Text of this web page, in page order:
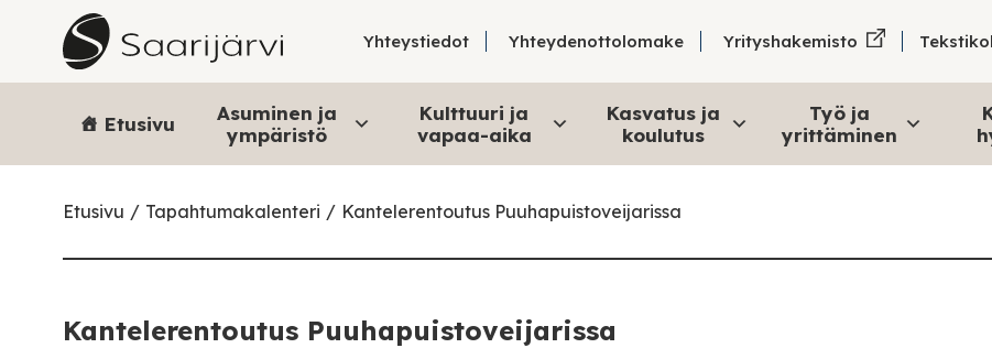
Skip to content
Yhteystiedot Yhteydenottolomake Yrityshakemisto
Etusivu
Asuminen ja
ympäristö
Kulttuuri ja
vapaa-aika
Kasvatus ja
koulutus
Työ ja
yrittäminen
Etusivu Tapahtumakalenteri Kantelerentoutus Puuhapuistoveijarissa
Kantelerentoutus Puuhapuistoveijarissa